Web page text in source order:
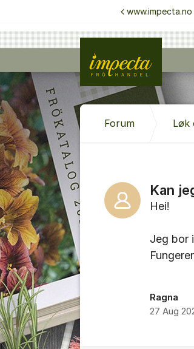
www.impecta.no
Forum Løk
Kan
Hei!
Jeg bor
Ragna
27 Aug